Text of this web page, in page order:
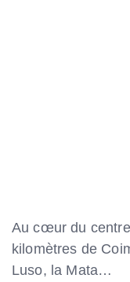
Au cœur du
kilomètres de
Luso, la Mata…